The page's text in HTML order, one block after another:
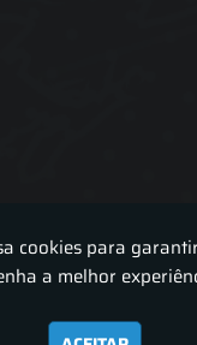
- Cortinas sob
cookies para
a melhor